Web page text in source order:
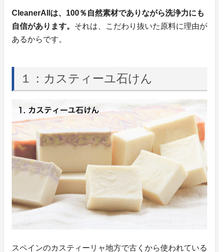
CleanerAllは、100％自然素材でありながら洗浄力にも
自信があります。 それは、こだわり抜いた原料に理由が
あるからです。
１：カスティーユ石けん
スペインのカスティーリャ地方で古くから使われている